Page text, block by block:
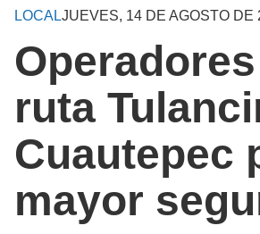
LOCALJUEVES, 14 DE AGOSTO DE
ruta
Cuautepec
mayor